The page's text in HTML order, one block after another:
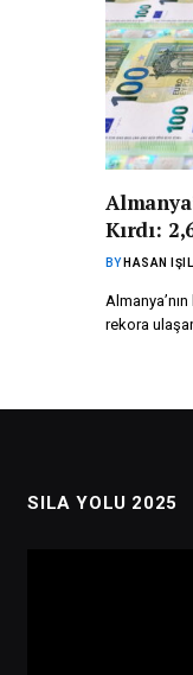
Kırdı:
BY HASAN
rekora
SILA YOLU 2025